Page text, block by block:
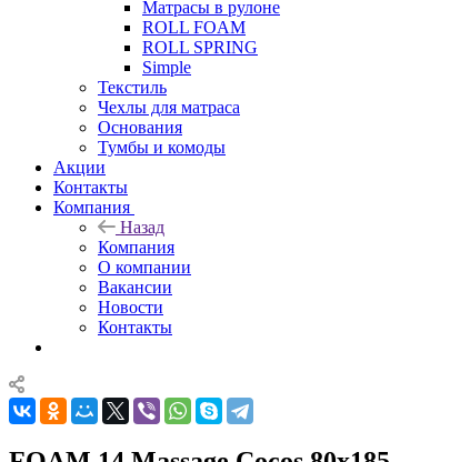
Матрасы в рулоне
ROLL FOAM
ROLL SPRING
Simple
Текстиль
Чехлы для матраса
Основания
Тумбы и комоды
Акции
Контакты
Компания
Назад
Компания
О компании
Вакансии
Новости
Контакты